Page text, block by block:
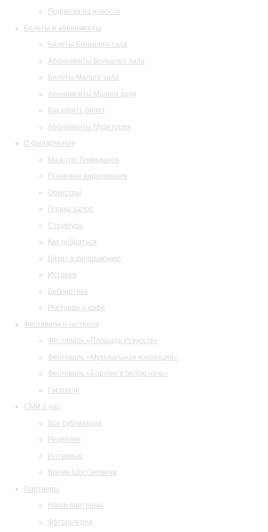
Подписка на новости
Билеты и абонементы
Билеты Большого зала
Абонементы Большого зала
Билеты Малого зала
Абонементы Малого зала
Как купить билет
Абонементы Музитория
О филармонии
Маэстро Темирканов
Правовая информация
Оркестры
Планы залов
Структура
Как добраться
Визит в филармонию
История
Библиотека
Ресторан и кафе
Фестивали и гастроли
Фестиваль «Площадь Искусств»
Фестиваль «Музыкальная коллекция»
Фестиваль «Барокко в белую ночь»
Гастроли
СМИ о нас
Все публикации
Рецензии
Интервью
Время Шостаковича
Партнеры
Наши партнеры
Фотогалерея